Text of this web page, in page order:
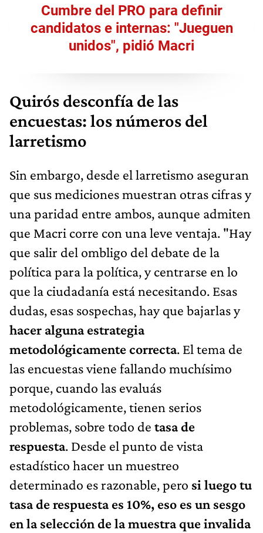
Cumbre del PRO para definir
candidatos e internas: "Jueguen
unidos", pidió Macri
Quirós desconfía de las
encuestas: los números del
larretismo
Sin embargo, desde el larretismo aseguran
que sus mediciones muestran otras cifras y
una paridad entre ambos, aunque admiten
que Macri corre con una leve ventaja. "Hay
que salir del ombligo del debate de la
política para la política, y centrarse en lo
que la ciudadanía está necesitando. Esas
dudas, esas sospechas, hay que bajarlas y
hacer alguna estrategia
metodológicamente correcta. El tema de
las encuestas viene fallando muchísimo
porque, cuando las evaluás
metodológicamente, tienen serios
problemas, sobre todo de tasa de
respuesta. Desde el punto de vista
estadístico hacer un muestreo
determinado es razonable, pero si luego tu
tasa de respuesta es 10%, eso es un sesgo
en la selección de la muestra que invalida